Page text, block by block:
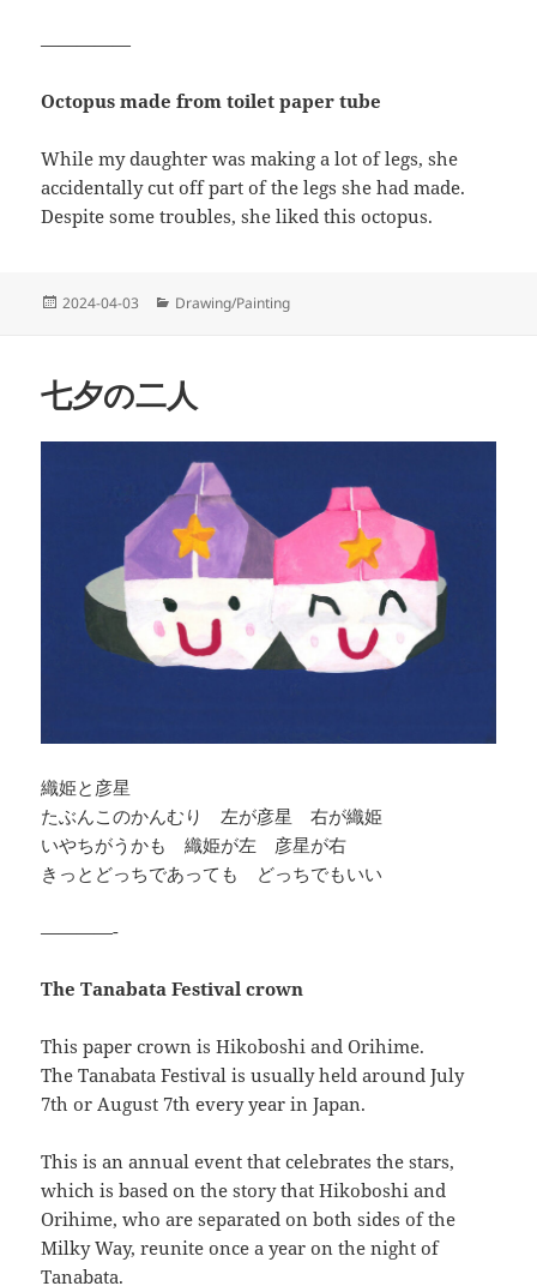
—————
Octopus made from toilet paper tube
While my daughter was making a lot of legs, she
accidentally cut off part of the legs she had made.
Despite some troubles, she liked this octopus.
投
2024-04-03
カ
ー
Drawing/Painting
七夕の二人
織姫と彦星
たぶんこのかんむり 左が彦星 右が織姫
いやちがうかも 織姫が左 彦星が右
きっとどっちであっても どっちでもいい
————-
The Tanabata Festival crown
This paper crown is Hikoboshi and Orihime.
The Tanabata Festival is usually held around July
7th or August 7th every year in Japan.
This is an annual event that celebrates the stars,
which is based on the story that Hikoboshi and
Orihime, who are separated on both sides of the
Milky Way, reunite once a year on the night of
Tanabata.